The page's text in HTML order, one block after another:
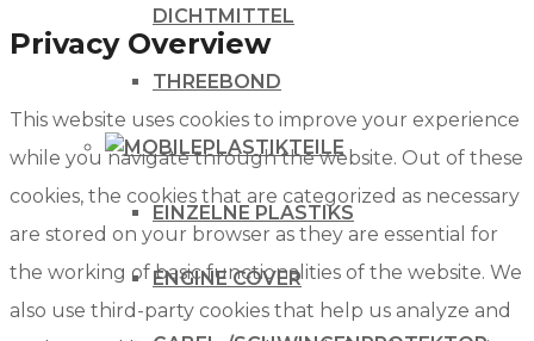
DICHTMITTEL
THREEBOND
PLASTIKTEILE
EINZELNE PLASTIKS
ENGINE COVER
Privacy Overview
This website uses cookies to improve your experience
while you navigate through the website. Out of these
cookies, the cookies that are categorized as necessary
are stored on your browser as they are essential for
the working of basic functionalities of the website. We
also use third-party cookies that help us analyze and